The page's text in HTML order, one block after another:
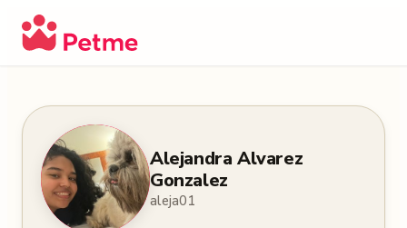
Alejandra Alvarez
Gonzalez
aleja01